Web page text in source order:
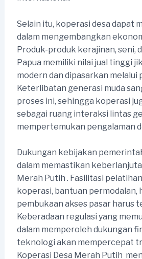
Selain itu, koperasi desa dapat
dalam mengembangkan
Produk-produk kerajinan, seni,
Papua memiliki nilai jual tinggi
modern dan dipasarkan melalui
Keterlibatan generasi muda
proses ini, sehingga koperasi
sebagai ruang interaksi lintas
mempertemukan pengalaman
Dukungan kebijakan
dalam memastikan
Merah Putih . Fasilitasi
koperasi, bantuan permodalan,
pembukaan akses pasar harus
Keberadaan regulasi yang
dalam memperoleh dukungan
teknologi akan mempercepat
Koperasi Desa Merah Putih